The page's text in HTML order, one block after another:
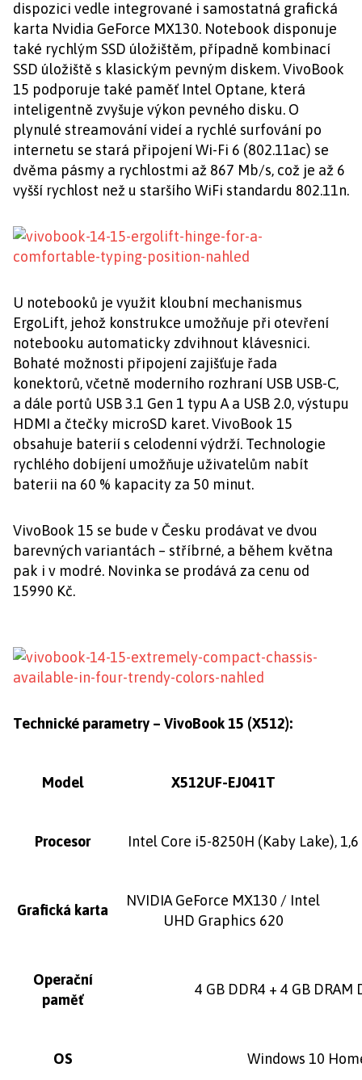
dispozici vedle integrované i samostatná grafická
karta Nvidia GeForce MX130. Notebook disponuje
také rychlým SSD úložištěm, případně kombinací
SSD úložiště s klasickým pevným diskem. VivoBook
15 podporuje také paměť Intel Optane, která
inteligentně zvyšuje výkon pevného disku. O
plynulé streamování videí a rychlé surfování po
internetu se stará připojení Wi-Fi 6 (802.11ac) se
dvěma pásmy a rychlostmi až 867 Mb/s, což je až 6
vyšší rychlost než u staršího WiFi standardu 802.11n.
U notebooků je využit kloubní mechanismus
ErgoLift, jehož konstrukce umožňuje při otevření
notebooku automaticky zdvihnout klávesnici.
Bohaté možnosti připojení zajišťuje řada
konektorů, včetně moderního rozhraní USB USB-C,
a dále portů USB 3.1 Gen 1 typu A a USB 2.0, výstupu
HDMI a čtečky microSD karet. VivoBook 15
obsahuje baterií s celodenní výdrží. Technologie
rychlého dobíjení umožňuje uživatelům nabít
baterii na 60 % kapacity za 50 minut.
VivoBook 15 se bude v Česku prodávat ve dvou
barevných variantách – stříbrné, a během května
pak i v modré. Novinka se prodává za cenu od
15990 Kč.
Technické parametry – VivoBook 15 (X512):
Model X512UF-EJ041T
Procesor Intel Core i5-8250H (Kaby Lake), 1,6
Grafická karta
NVIDIA GeForce MX130 / Intel
UHD Graphics 620
Operační
paměť
4 GB DDR4 + 4 GB
OS Windows 10